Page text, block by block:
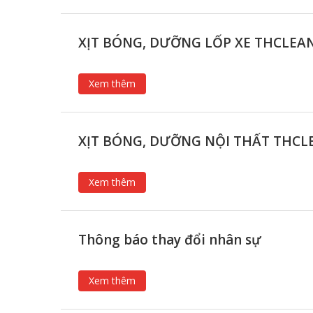
XỊT BÓNG, DƯỠNG LỐP XE
Xem thêm
XỊT BÓNG, DƯỠNG NỘI THẤT
Xem thêm
Thông báo thay đổi nhân sự
Xem thêm